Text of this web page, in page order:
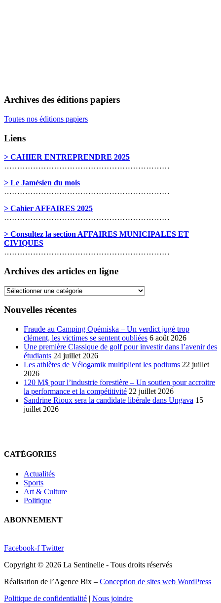
Archives des éditions papiers
Toutes nos éditions papiers
Liens
> CAHIER ENTREPRENDRE 2025
………………………………………………………
> Le Jamésien du mois
………………………………………………………
> Cahier AFFAIRES 2025
………………………………………………………
> Consultez la section AFFAIRES MUNICIPALES ET
CIVIQUES
………………………………………………………
Archives des articles en ligne
Archives
articles
Nouvelles récentes
Fraude au Camping Opémiska – Un verdict jugé trop
clément, les victimes se sentent oubliées 6 août 2026
Une première Classique de golf pour investir dans l’avenir des
étudiants 24 juillet 2026
Les athlètes de Vélogamik multiplient les podiums 22 juillet
2026
120 M$ pour l’industrie forestière – Un soutien pour accroitre
la performance et la compétitivité 22 juillet 2026
Sandrine Rioux sera la candidate libérale dans Ungava 15
juillet 2026
CATÉGORIES
Actualités
Sports
Art & Culture
Politique
ABONNEMENT
Facebook-f Twitter
Copyright © 2026 La Sentinelle - Tous droits réservés
Réalisation de l’Agence Bix – Conception de sites web WordPress
Politique de confidentialité | Nous joindre